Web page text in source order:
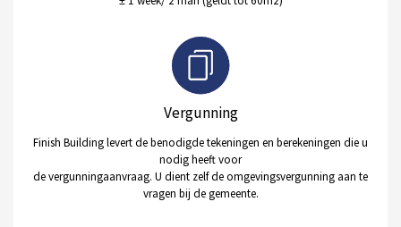
Vergunning
Finish Building levert de benodigde tekeningen en berekeningen die u
nodig heeft voor
de vergunningaanvraag. U dient zelf de omgevingsvergunning aan te
vragen bij de gemeente.